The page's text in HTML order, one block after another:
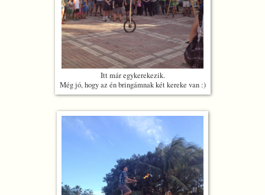
Itt már egykerekezik.
Még jó, hogy az én bringámnak két kereke van :)